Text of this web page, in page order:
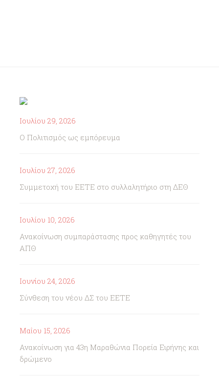
Ιουλίου 29, 2026
Ο Πολιτισμός ως εμπόρευμα
Ιουλίου 27, 2026
Συμμετοχή του ΕΕΤΕ στο συλλαλητήριο στη ΔΕΘ
Ιουλίου 10, 2026
Ανακοίνωση συμπαράστασης προς καθηγητές του
ΑΠΘ
Ιουνίου 24, 2026
Σύνθεση του νέου ΔΣ του ΕΕΤΕ
Μαΐου 15, 2026
Ανακοίνωση για 43η Μαραθώνια Πορεία Ειρήνης και
δρώμενο